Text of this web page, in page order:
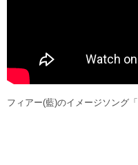
フィアー(藍)のイメージソング